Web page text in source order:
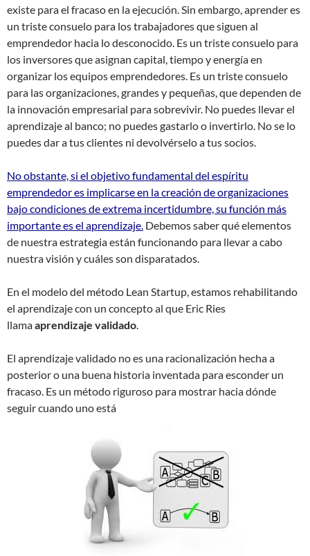
existe para el fracaso en la ejecución. Sin embargo, aprender es
un triste consuelo para los trabajadores que siguen al
emprendedor hacia lo desconocido. Es un triste consuelo para
los inversores que asignan capital, tiempo y energía en
organizar los equipos emprendedores. Es un triste consuelo
para las organizaciones, grandes y pequeñas, que dependen de
la innovación empresarial para sobrevivir. No puedes llevar el
aprendizaje al banco; no puedes gastarlo o invertirlo. No se lo
puedes dar a tus clientes ni devolvérselo a tus socios.
No obstante, si el objetivo fundamental del espíritu
emprendedor es implicarse en la creación de organizaciones
bajo condiciones de extrema incertidumbre, su función más
importante es el aprendizaje. Debemos saber qué elementos
de nuestra estrategia están funcionando para llevar a cabo
nuestra visión y cuáles son disparatados.
En el modelo del método Lean Startup, estamos rehabilitando
el aprendizaje con un concepto al que Eric Ries
llamaaprendizaje validado.
El aprendizaje validado no es una racionalización hecha a
posterior o una buena historia inventada para esconder un
fracaso. Es un método riguroso para mostrar hacia dónde
seguir cuando uno está